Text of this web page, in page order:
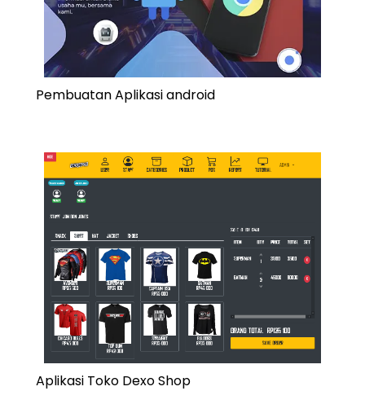
Pembuatan Aplikasi android
Aplikasi Toko Dexo Shop